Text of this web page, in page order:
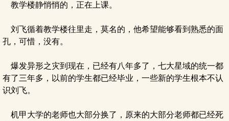
教学楼静悄悄的，正在上课。
刘飞循着教学楼往里走，莫名的，他希望能够看到熟悉的面
孔，可惜，没有。
爆发异形之灾到现在，已经有八年多了，七大星域的统一都
有了三年多，以前的学生都已经毕业，一些新的学生根本不认
识刘飞。
机甲大学的老师也大部分换了，原来的大部分老师都已经死